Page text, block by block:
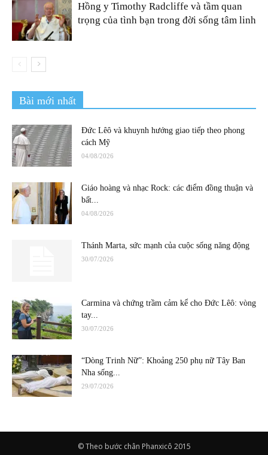
Hồng y Timothy Radcliffe và tầm quan
trọng của tình bạn trong đời sống tâm linh
Bài mới nhất
Đức Lêô và khuynh hướng giao tiếp theo phong
cách Mỹ
04/08/2026
Giáo hoàng và nhạc Rock: các điểm đồng thuận và
bất...
04/08/2026
Thánh Marta, sức mạnh của cuộc sống năng động
30/07/2026
Carmina và chứng trầm cảm kể cho Đức Lêô: vòng
tay...
30/07/2026
“Dòng Trinh Nữ”: Khoảng 250 phụ nữ Tây Ban
Nha sống...
29/07/2026
© Theo bước chân Phanxicô 2015